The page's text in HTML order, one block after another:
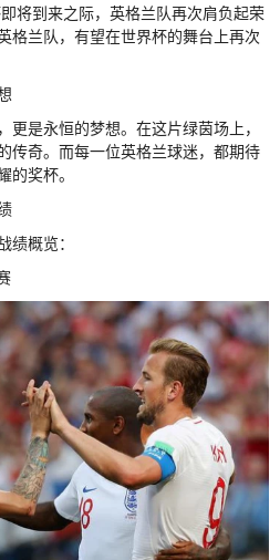
将到来之际，英格兰队再次肩负起荣
格兰队，有望在世界杯的舞台上再次
更是永恒的梦想。在这片绿茵场上，
传奇。而每一位英格兰球迷，都期待
的奖杯。
绩概览：